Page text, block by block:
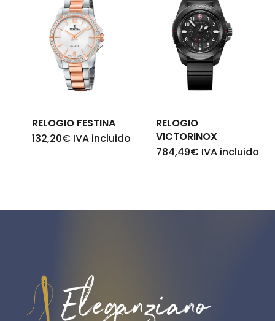
RELOGIO FESTINA
132,20€ IVA incluido
RELOGIO
VICTORINOX
784,49€ IVA incluido